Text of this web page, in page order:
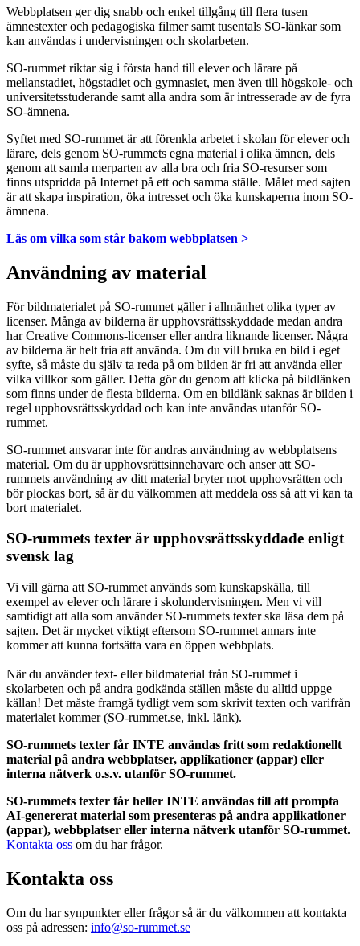
Webbplatsen ger dig snabb och enkel tillgång till flera tusen
ämnestexter och pedagogiska filmer samt tusentals SO-länkar som
kan användas i undervisningen och skolarbeten.
SO-rummet riktar sig i första hand till elever och lärare på
mellanstadiet, högstadiet och gymnasiet, men även till högskole- och
universitetsstuderande samt alla andra som är intresserade av de fyra
SO-ämnena.
Syftet med SO-rummet är att förenkla arbetet i skolan för elever och
lärare, dels genom SO-rummets egna material i olika ämnen, dels
genom att samla merparten av alla bra och fria SO-resurser som
finns utspridda på Internet på ett och samma ställe. Målet med sajten
är att skapa inspiration, öka intresset och öka kunskaperna inom SO-
ämnena.
Läs om vilka som står bakom webbplatsen >
Användning av material
För bildmaterialet på SO-rummet gäller i allmänhet olika typer av
licenser. Många av bilderna är upphovsrättsskyddade medan andra
har Creative Commons-licenser eller andra liknande licenser. Några
av bilderna är helt fria att använda. Om du vill bruka en bild i eget
syfte, så måste du själv ta reda på om bilden är fri att använda eller
vilka villkor som gäller. Detta gör du genom att klicka på bildlänken
som finns under de flesta bilderna. Om en bildlänk saknas är bilden i
regel upphovsrättsskyddad och kan inte användas utanför SO-
rummet.
SO-rummet ansvarar inte för andras användning av webbplatsens
material. Om du är upphovsrättsinnehavare och anser att SO-
rummets användning av ditt material bryter mot upphovsrätten och
bör plockas bort, så är du välkommen att meddela oss så att vi kan ta
bort materialet.
SO-rummets texter är upphovsrättsskyddade enligt
svensk lag
Vi vill gärna att SO-rummet används som kunskapskälla, till
exempel av elever och lärare i skolundervisningen. Men vi vill
samtidigt att alla som använder SO-rummets texter ska läsa dem på
sajten. Det är mycket viktigt eftersom SO-rummet annars inte
kommer att kunna fortsätta vara en öppen webbplats.
När du använder text- eller bildmaterial från SO-rummet i
skolarbeten och på andra godkända ställen måste du alltid uppge
källan! Det måste framgå tydligt vem som skrivit texten och varifrån
materialet kommer (SO-rummet.se, inkl. länk).
SO-rummets texter får INTE användas fritt som redaktionellt
material på andra webbplatser, applikationer (appar) eller
interna nätverk o.s.v. utanför SO-rummet.
SO-rummets texter får heller INTE användas till att prompta
AI-genererat material som presenteras på andra applikationer
(appar), webbplatser eller interna nätverk utanför SO-rummet.
Kontakta oss om du har frågor.
Kontakta oss
Om du har synpunkter eller frågor så är du välkommen att kontakta
oss på adressen: info@so-rummet.se